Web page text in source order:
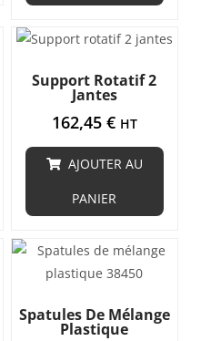
Support Rotatif 2
Jantes
162,45 € HT
AJOUTER AU
PANIER
Spatules De Mélange
Plastique